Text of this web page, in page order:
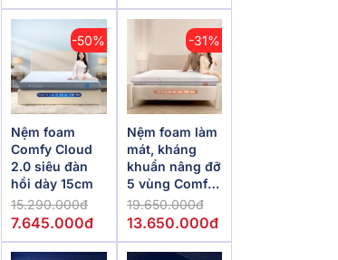
-50%
Nệm foam
Comfy Cloud
2.0 siêu đàn
hồi dày 15cm
15.290.000đ
7.645.000đ
-31%
Nệm foam làm
mát, kháng
khuẩn nâng đỡ
5 vùng Comfy
Lux 1.0
19.650.000đ
13.650.000đ